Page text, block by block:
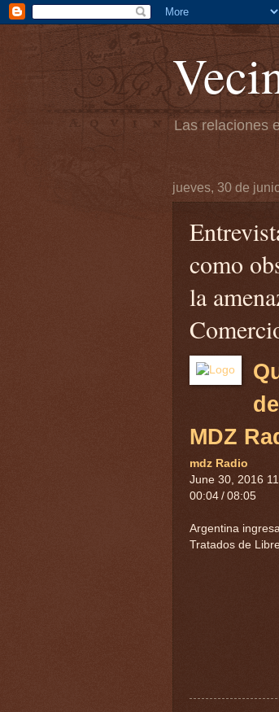
Las relaciones
jueves, 30 de
como
la
MDZ
mdz Radio
June 30, 2016
00:04 / 08:05
Argentina
Tratados de